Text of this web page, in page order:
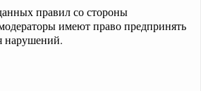
правил со стороны
имеют право предпринять
нарушений.